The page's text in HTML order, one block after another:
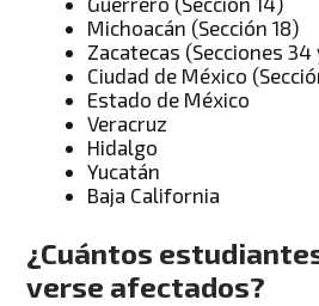
Michoacán (Sección 18)
Zacatecas (Secciones 34
Ciudad de México
Estado de México
Veracruz
Hidalgo
Yucatán
Baja California
¿Cuántos
verse afectados?